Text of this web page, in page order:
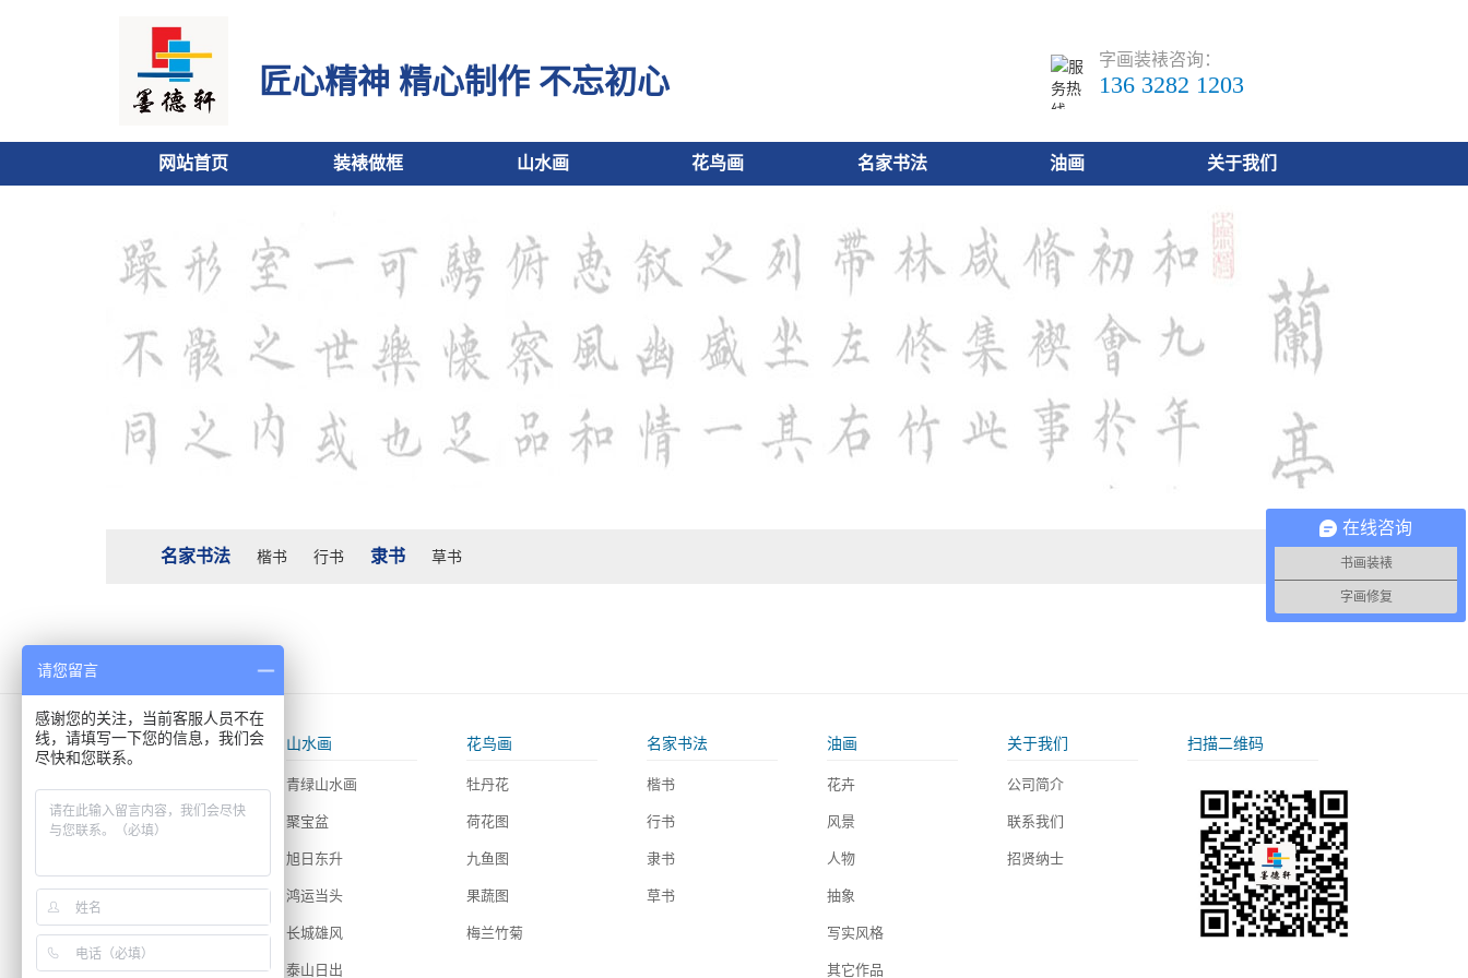
匠心精神 精心制作 不忘初心
字画装裱咨询：
136 3282 1203
网站首页 装裱做框 山水画 花鸟画 名家书法 油画 关于我们
名家书法 楷书 行书 隶书 草书
装裱做框
绣品装裱类
挂轴长卷装裱
油画装裱类
山水画
青绿山水画
聚宝盆
旭日东升
鸿运当头
长城雄风
泰山日出
花鸟画
牡丹花
荷花图
九鱼图
果蔬图
梅兰竹菊
名家书法
楷书
行书
隶书
草书
油画
花卉
风景
人物
抽象
写实风格
其它作品
关于我们
公司简介
联系我们
招贤纳士
扫描二维码
在线咨询
书画装裱
字画修复
请您留言
感谢您的关注，当前客服人员不在
线，请填写一下您的信息，我们会
尽快和您联系。